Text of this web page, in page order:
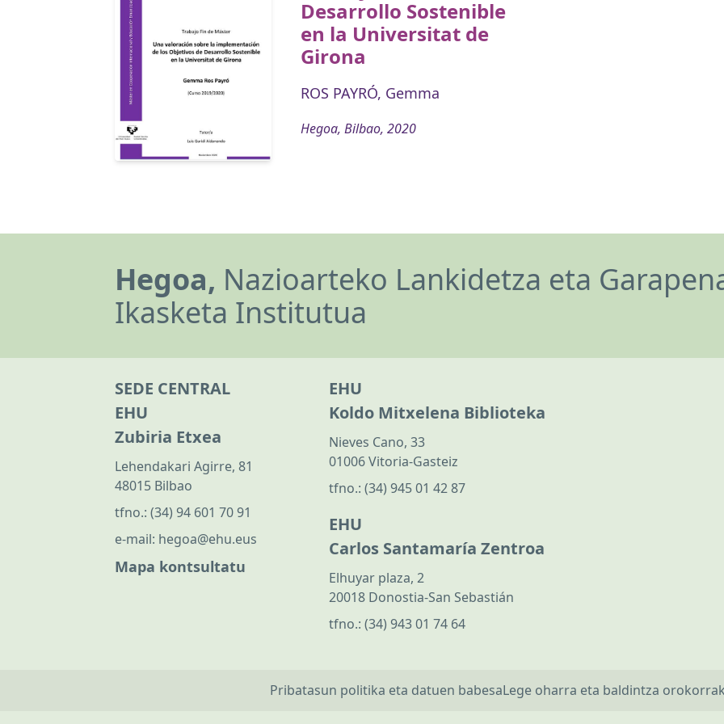
Desarrollo Sostenible
en la Universitat de
Girona
ROS PAYRÓ, Gemma
Hegoa, Bilbao, 2020
Hegoa, Nazioarteko Lankidetza eta
Ikasketa Institutua
SEDE CENTRAL
EHU
Zubiria Etxea
Lehendakari Agirre, 81
48015 Bilbao
tfno.: (34) 94 601 70 91
e-mail: hegoa@ehu.eus
Mapa kontsultatu
EHU
Koldo Mitxelena Biblioteka
Nieves Cano, 33
01006 Vitoria-Gasteiz
tfno.: (34) 945 01 42 87
EHU
Carlos Santamaría Zentroa
Elhuyar plaza, 2
20018 Donostia-San Sebastián
tfno.: (34) 943 01 74 64
Pribatasun politika eta datuen babesaLege oharra eta baldintza orokorrak